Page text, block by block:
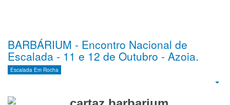
BARBÁRIUM - Encontro Nacional de
Escalada - 11 e 12 de Outubro - Azoia.
Escalada Em Rocha